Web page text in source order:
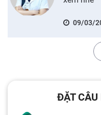
09/03/
ĐẶT CÂU